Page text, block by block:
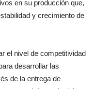
en su producción que,
y crecimiento de
el nivel de competitividad
desarrollar las
de la entrega de